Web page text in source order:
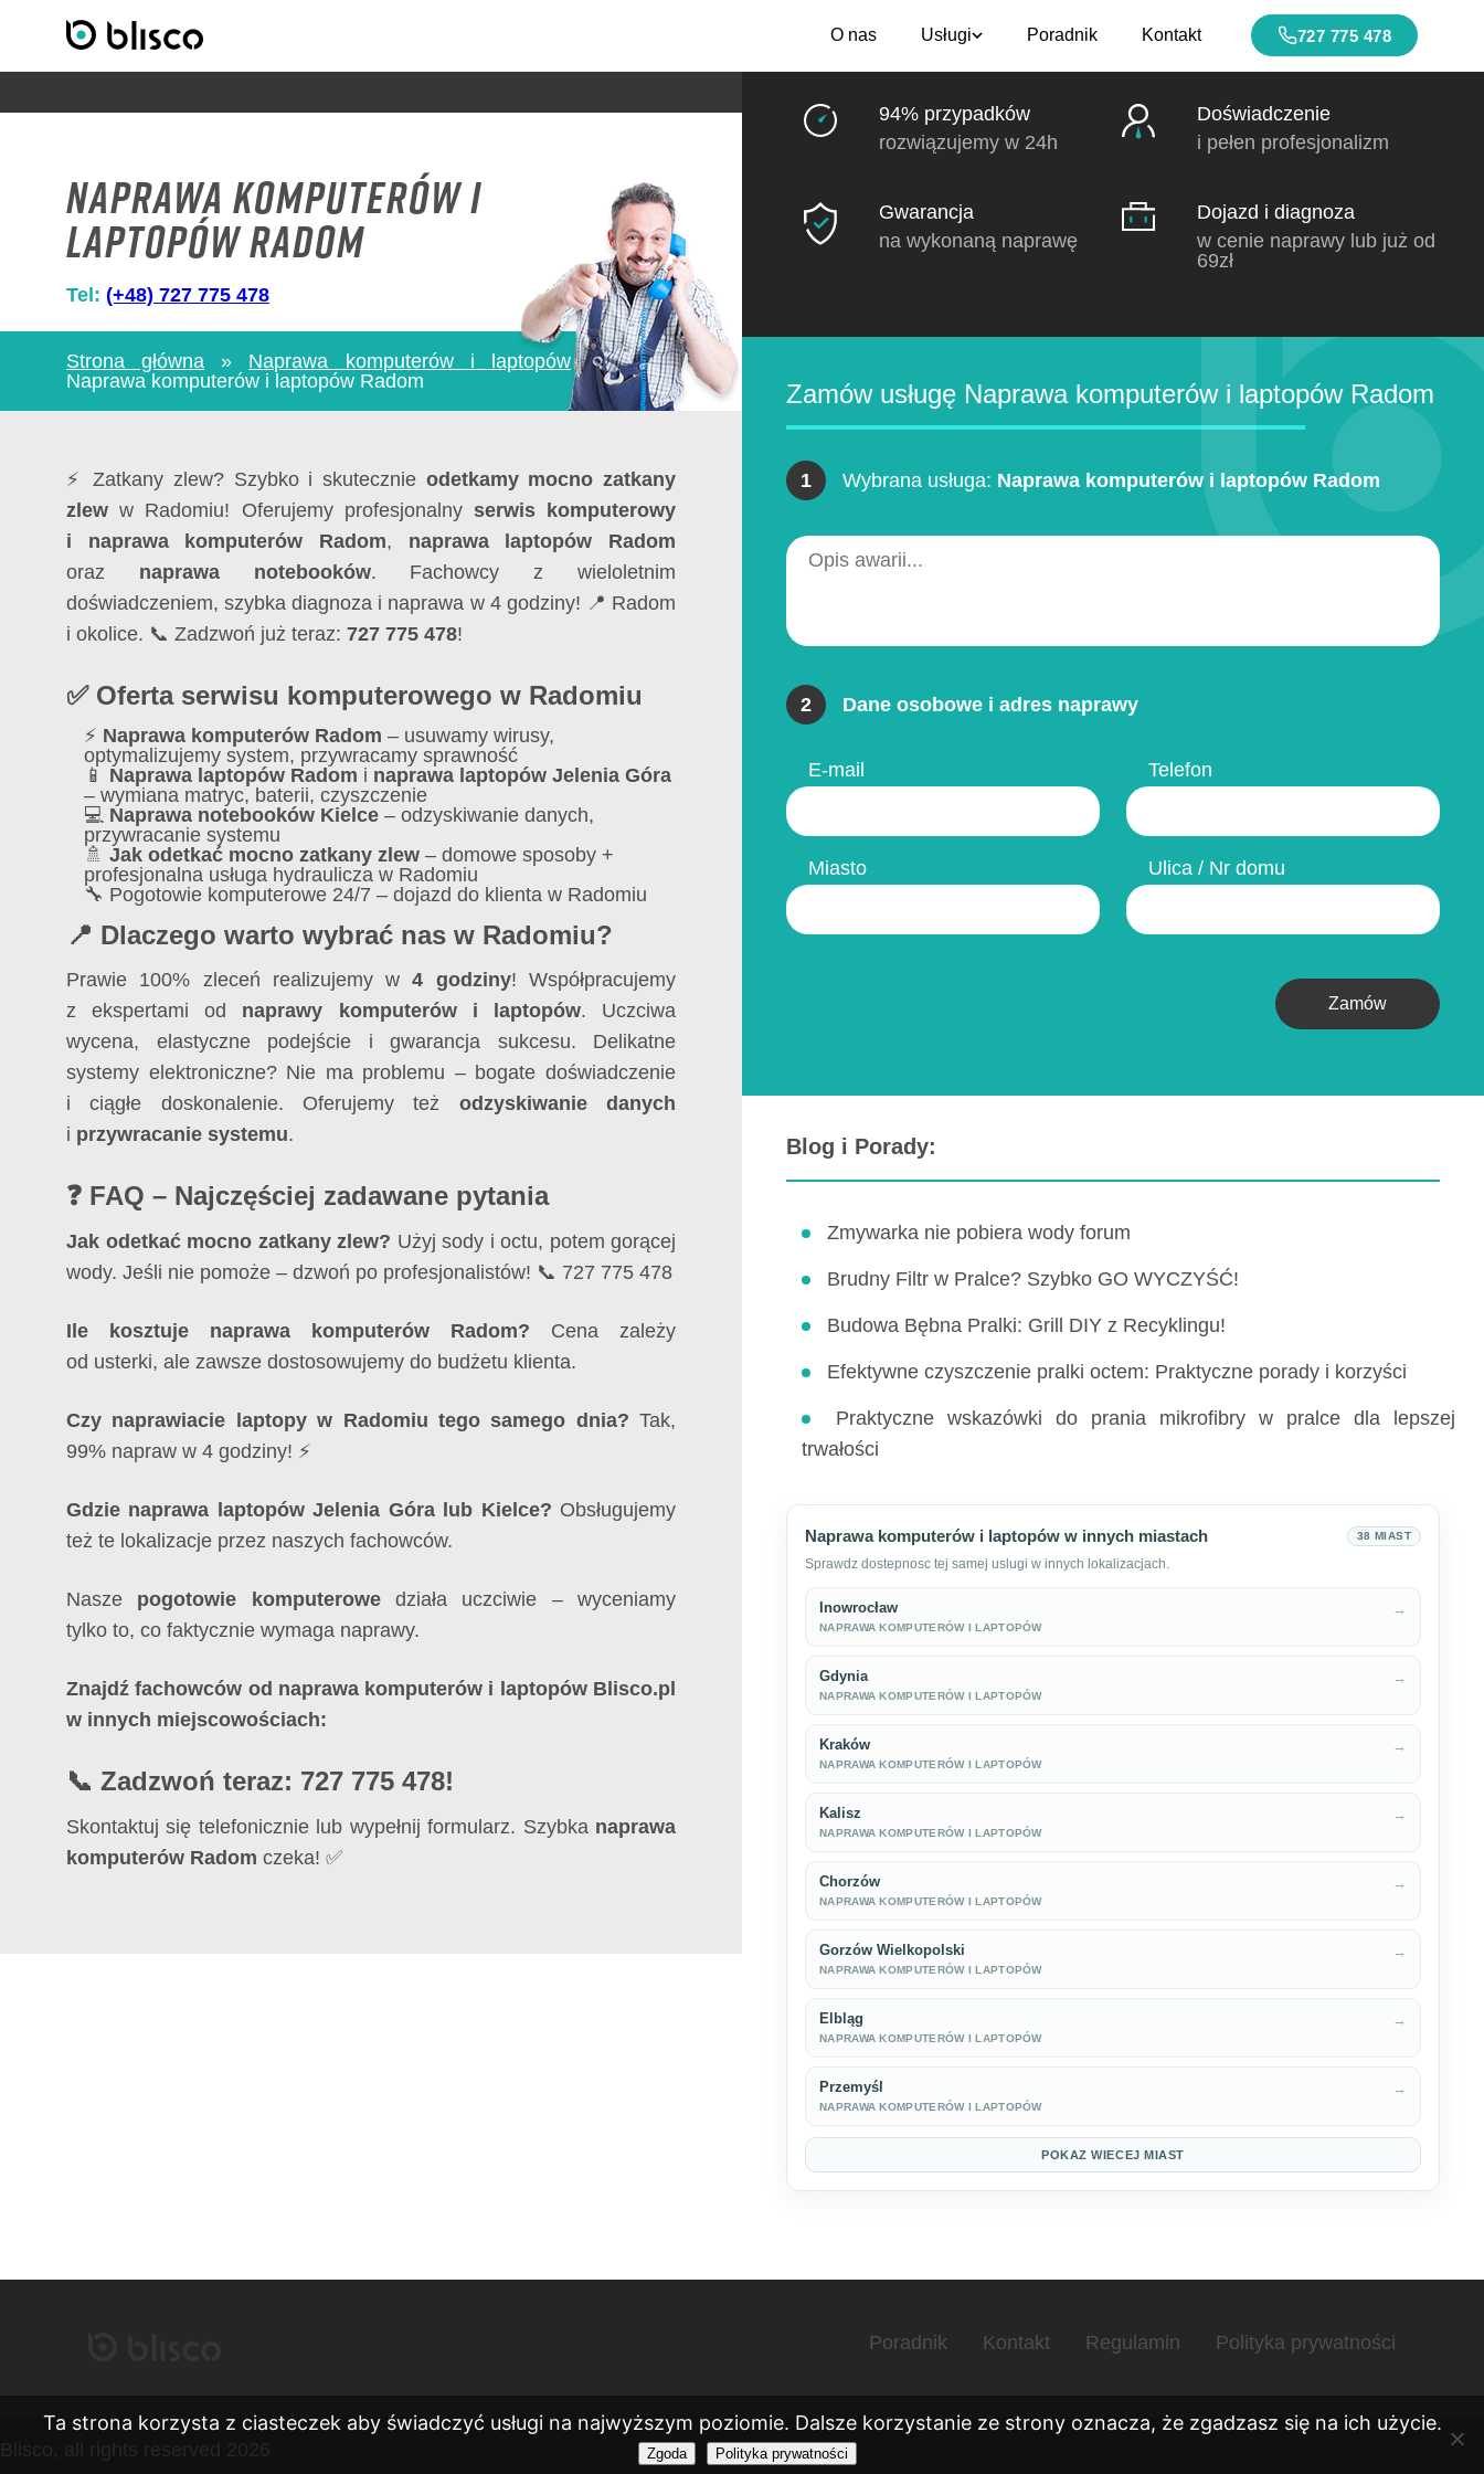
O nas Usługi Poradnik Kontakt 727 775 478
Naprawa komputerów i
laptopów Radom
Tel: (+48) 727 775 478
Strona główna » Naprawa komputerów i laptopów»
Naprawa komputerów i laptopów Radom
⚡ Zatkany zlew? Szybko i skutecznie odetkamy mocno zatkany
zlew w Radomiu! Oferujemy profesjonalny serwis komputerowy
i naprawa komputerów Radom, naprawa laptopów Radom
oraz naprawa notebooków. Fachowcy z wieloletnim
doświadczeniem, szybka diagnoza i naprawa w 4 godziny! 📍 Radom
i okolice. 📞 Zadzwoń już teraz: 727 775 478!
✅ Oferta serwisu komputerowego w Radomiu
⚡ Naprawa komputerów Radom – usuwamy wirusy,
optymalizujemy system, przywracamy sprawność
📱 Naprawa laptopów Radom i naprawa laptopów Jelenia Góra
– wymiana matryc, baterii, czyszczenie
💻 Naprawa notebooków Kielce – odzyskiwanie danych,
przywracanie systemu
🚿 Jak odetkać mocno zatkany zlew – domowe sposoby +
profesjonalna usługa hydraulicza w Radomiu
🔧 Pogotowie komputerowe 24/7 – dojazd do klienta w Radomiu
📍 Dlaczego warto wybrać nas w Radomiu?
Prawie 100% zleceń realizujemy w4 godziny! Współpracujemy
z ekspertami od naprawy komputerów i laptopów. Uczciwa
wycena, elastyczne podejście i gwarancja sukcesu. Delikatne
systemy elektroniczne? Nie ma problemu – bogate doświadczenie
i ciągłe doskonalenie. Oferujemy też odzyskiwanie danych
i przywracanie systemu.
❓ FAQ – Najczęściej zadawane pytania
Jak odetkać mocno zatkany zlew? Użyj sody i octu, potem gorącej
wody. Jeśli nie pomoże – dzwoń po profesjonalistów! 📞 727 775 478
Ile kosztuje naprawa komputerów Radom? Cena zależy
od usterki, ale zawsze dostosowujemy do budżetu klienta.
Czy naprawiacie laptopy w Radomiu tego samego dnia? Tak,
99% napraw w 4 godziny! ⚡
Gdzie naprawa laptopów Jelenia Góra lub Kielce? Obsługujemy
też te lokalizacje przez naszych fachowców.
Nasze pogotowie komputerowedziała uczciwie – wyceniamy
tylko to, co faktycznie wymaga naprawy.
Znajdź fachowców od naprawa komputerów i laptopów Blisco.pl
w innych miejscowościach:
📞 Zadzwoń teraz: 727 775 478!
Skontaktuj się telefonicznie lub wypełnij formularz. Szybka naprawa
komputerów Radom czeka! ✅
94% przypadków
rozwiązujemy w 24h
Doświadczenie
i pełen profesjonalizm
Gwarancja
na wykonaną naprawę
Dojazd i diagnoza
w cenie naprawy lub już od
69zł
Zamów usługę Naprawa komputerów i laptopów Radom
1 Wybrana usługa: Naprawa komputerów i laptopów Radom
2 Dane osobowe i adres naprawy
E-mail Telefon
Miasto Ulica / Nr domu
Zamów
Blog i Porady:
Zmywarka nie pobiera wody forum
Brudny Filtr w Pralce? Szybko GO WYCZYŚĆ!
Budowa Bębna Pralki: Grill DIY z Recyklingu!
Efektywne czyszczenie pralki octem: Praktyczne porady i korzyści
Praktyczne wskazówki do prania mikrofibry w pralce dla lepszej
trwałości
Naprawa komputerów i laptopów w innych miastach 38 MIAST
Sprawdz dostepnosc tej samej uslugi w innych lokalizacjach.
Inowrocław
NAPRAWA KOMPUTERÓW I LAPTOPÓW
→
Gdynia
NAPRAWA KOMPUTERÓW I LAPTOPÓW
→
Kraków
NAPRAWA KOMPUTERÓW I LAPTOPÓW
→
Kalisz
NAPRAWA KOMPUTERÓW I LAPTOPÓW
→
Chorzów
NAPRAWA KOMPUTERÓW I LAPTOPÓW
→
Gorzów Wielkopolski
NAPRAWA KOMPUTERÓW I LAPTOPÓW
→
Elbląg
NAPRAWA KOMPUTERÓW I LAPTOPÓW
→
Przemyśl
NAPRAWA KOMPUTERÓW I LAPTOPÓW
→
POKAZ WIECEJ MIAST
Poradnik Kontakt Regulamin Polityka prywatności
Blisco, all rights reserved 2026
Ta strona korzysta z ciasteczek aby świadczyć usługi na najwyższym poziomie. Dalsze korzystanie ze strony oznacza, że zgadzasz się na ich użycie.
Zgoda Polityka prywatności